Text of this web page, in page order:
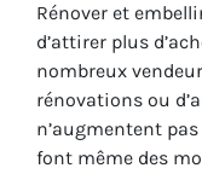
Rénover et
d’attirer plus
nombreux
rénovations ou
n’augmentent
font même des